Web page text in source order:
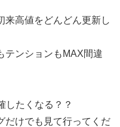
来高値をどんどん更新し
テンションもMAX間違
したくなる？？
だけでも見て行ってくだ